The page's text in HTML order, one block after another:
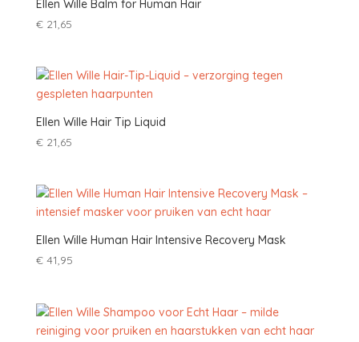
Ellen Wille Balm for Human Hair
€21,65
Ellen Wille Hair Tip Liquid
€21,65
Ellen Wille Human Hair Intensive Recovery Mask
€41,95